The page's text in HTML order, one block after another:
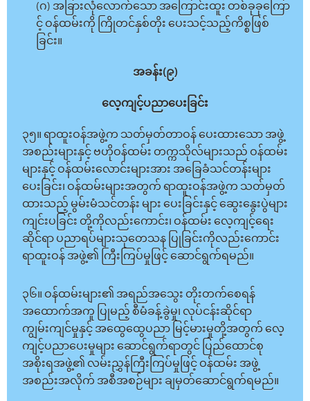
(ဂ) အခြားလုံလောက်သော အကြောင်းထူး တစ်ခုခုကြော
င့် ဝန်ထမ်းကို ကြိုတင်နှစ်တိုး ပေးသင့်သည့်ကိစ္စဖြစ်
ခြင်း။
အခန်း(၉)
လေ့ကျင့်ပညာပေးခြင်း
၃၅။ ရာထူးဝန်အဖွဲ့က သတ်မှတ်တာဝန် ပေးထားသော အဖွဲ့
အစည်းများနှင့် ဗဟိုဝန်ထမ်း တက္ကသိုလ်များသည် ဝန်ထမ်း
များနှင့် ဝန်ထမ်းလောင်းများအား အခြေခံသင်တန်းများ
ပေးခြင်း၊ ဝန်ထမ်းများအတွက် ရာထူးဝန်အဖွဲ့က သတ်မှတ်
ထားသည့် မွမ်းမံသင်တန်း များ ပေးခြင်းနှင့် ဆွေးနွေးပွဲများ
ကျင်းပခြင်း တို့ကိုလည်းကောင်း၊ ဝန်ထမ်း လေ့ကျင့်ရေး
ဆိုင်ရာ ပညာရပ်များသုတေသန ပြုခြင်းကိုလည်းကောင်း
ရာထူးဝန် အဖွဲ့၏ ကြီးကြပ်မှုဖြင့် ဆောင်ရွက်ရမည်။
၃၆။ ဝန်ထမ်းများ၏ အရည်အသွေး တိုးတက်စေရန်
အထောက်အကူ ပြုမည့် စီမံခန့်ခွဲမှု၊ လုပ်ငန်းဆိုင်ရာ
ကျွမ်းကျင်မှုနှင့် အထွေထွေပညာ မြင့်မားမှုတို့အတွက် လေ့
ကျင့်ပညာပေးမှုများ ဆောင်ရွက်ရာတွင် ပြည်ထောင်စု
အစိုးရအဖွဲ့၏ လမ်းညွှန်ကြီးကြပ်မှုဖြင့် ဝန်ထမ်း အဖွဲ့
အစည်းအလိုက် အစီအစဉ်များ ချမှတ်ဆောင်ရွက်ရမည်။